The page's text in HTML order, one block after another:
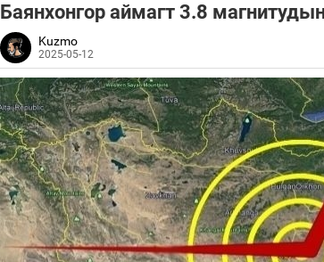
Баянхонгор аймагт 3.8
Kuzmo
2025-05-12